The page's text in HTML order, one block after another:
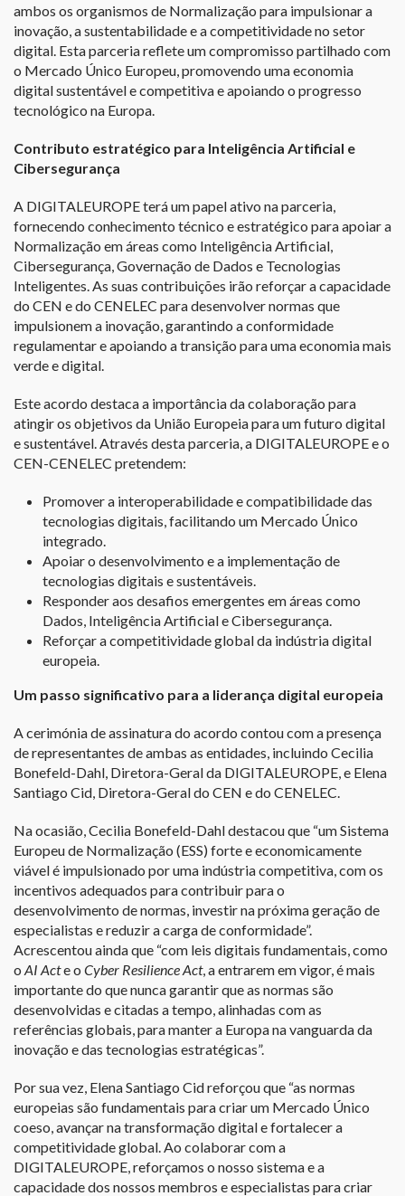
ambos os organismos de Normalização para impulsionar a
inovação, a sustentabilidade e a competitividade no setor
digital. Esta parceria reflete um compromisso partilhado com
o Mercado Único Europeu, promovendo uma economia
digital sustentável e competitiva e apoiando o progresso
tecnológico na Europa.
Contributo estratégico para Inteligência Artificial e
Cibersegurança
A DIGITALEUROPE terá um papel ativo na parceria,
fornecendo conhecimento técnico e estratégico para apoiar a
Normalização em áreas como Inteligência Artificial,
Cibersegurança, Governação de Dados e Tecnologias
Inteligentes. As suas contribuições irão reforçar a capacidade
do CEN e do CENELEC para desenvolver normas que
impulsionem a inovação, garantindo a conformidade
regulamentar e apoiando a transição para uma economia mais
verde e digital.
Este acordo destaca a importância da colaboração para
atingir os objetivos da União Europeia para um futuro digital
e sustentável. Através desta parceria, a DIGITALEUROPE e o
CEN-CENELEC pretendem:
Promover a interoperabilidade e compatibilidade das
tecnologias digitais, facilitando um Mercado Único
integrado.
Apoiar o desenvolvimento e a implementação de
tecnologias digitais e sustentáveis.
Responder aos desafios emergentes em áreas como
Dados, Inteligência Artificial e Cibersegurança.
Reforçar a competitividade global da indústria digital
europeia.
Um passo significativo para a liderança digital europeia
A cerimónia de assinatura do acordo contou com a presença
de representantes de ambas as entidades, incluindo Cecilia
Bonefeld-Dahl, Diretora-Geral da DIGITALEUROPE, e Elena
Santiago Cid, Diretora-Geral do CEN e do CENELEC.
Na ocasião, Cecilia Bonefeld-Dahl destacou que “um Sistema
Europeu de Normalização (ESS) forte e economicamente
viável é impulsionado por uma indústria competitiva, com os
incentivos adequados para contribuir para o
desenvolvimento de normas, investir na próxima geração de
especialistas e reduzir a carga de conformidade”.
Acrescentou ainda que “com leis digitais fundamentais, como
o AI Acte o Cyber Resilience Act, a entrarem em vigor, é mais
importante do que nunca garantir que as normas são
desenvolvidas e citadas a tempo, alinhadas com as
referências globais, para manter a Europa na vanguarda da
inovação e das tecnologias estratégicas”.
Por sua vez, Elena Santiago Cid reforçou que “as normas
europeias são fundamentais para criar um Mercado Único
coeso, avançar na transformação digital e fortalecer a
competitividade global. Ao colaborar com a
DIGITALEUROPE, reforçamos o nosso sistema e a
capacidade dos nossos membros e especialistas para criar